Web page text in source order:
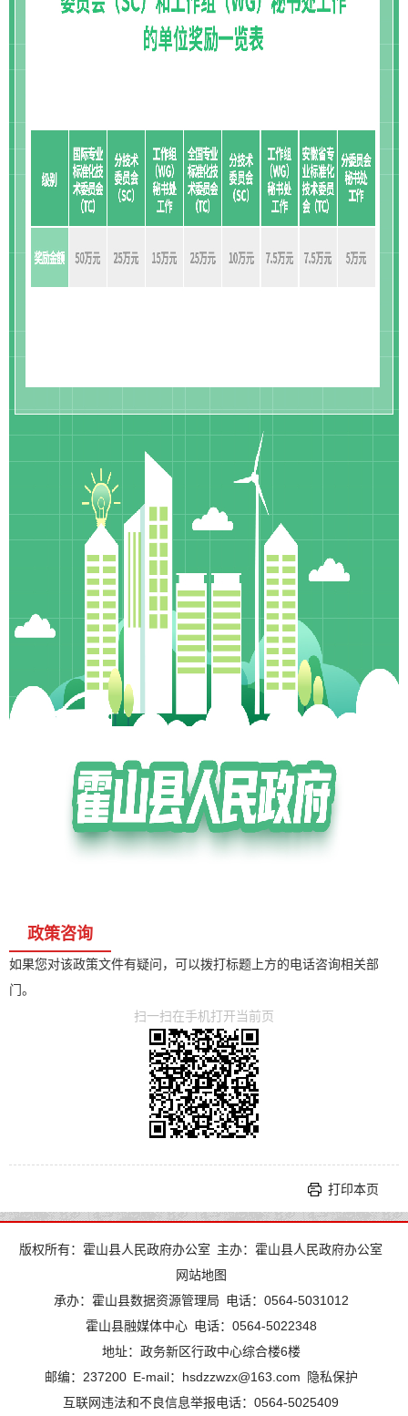
政策咨询
如果您对该政策文件有疑问，可以拨打标题上方的电话咨询相关部
门。
扫一扫在手机打开当前页
打印本页
版权所有：霍山县人民政府办公室 主办：霍山县人民政府办公室
网站地图
承办：霍山县数据资源管理局 电话：0564-5031012
霍山县融媒体中心 电话：0564-5022348
地址：政务新区行政中心综合楼6楼
邮编：237200 E-mail：hsdzzwzx@163.com
隐私保护
互联网违法和不良信息举报电话：0564-5025409